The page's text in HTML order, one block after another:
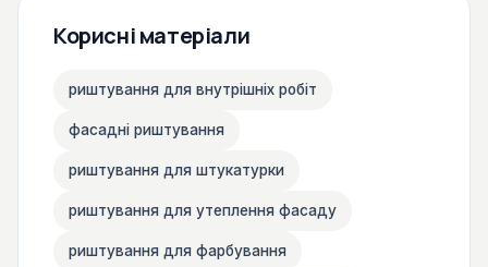
Корисні матеріали
риштування для внутрішніх робіт
фасадні риштування
риштування для штукатурки
риштування для утеплення фасаду
риштування для фарбування